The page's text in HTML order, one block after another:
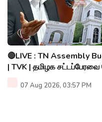
🔴LIVE : TN Assembly
| TVK | தமிழக
07 Aug 2026, 03:57 PM